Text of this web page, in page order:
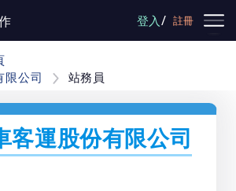
登入/ 註冊
限公司
站務員
客運股份有限公司